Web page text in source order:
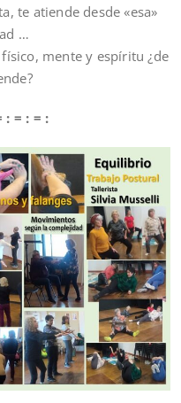
te atiende desde «esa»
…
mente y espíritu ¿de
: = : = :